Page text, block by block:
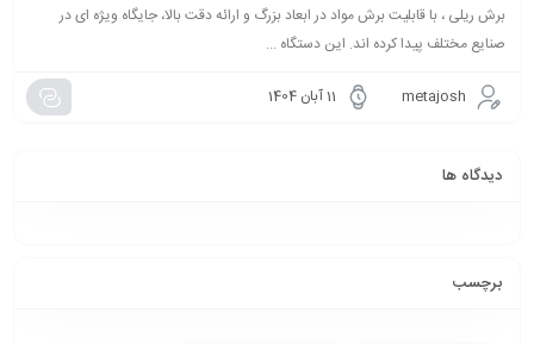
برش ریلی ، با قابلیت برش مواد در ابعاد بزرگ و ارائه دقت بالا، جایگاه ویژه ای در
صنایع مختلف پیدا کرده اند. این دستگاه ...
metajosh 11 آبان 1404
دیدگاه ها
برچسب